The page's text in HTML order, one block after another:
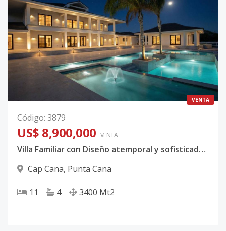
VENTA
Código: 3879
US$ 8,900,000 VENTA
Villa Familiar con Diseño atemporal y sofisticado en Cap Cana.
Cap Cana, Punta Cana
11 4 3400 Mt2